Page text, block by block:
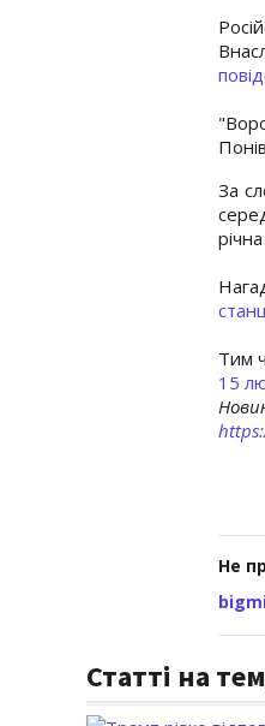
За
Тим
15
Не
Статті на